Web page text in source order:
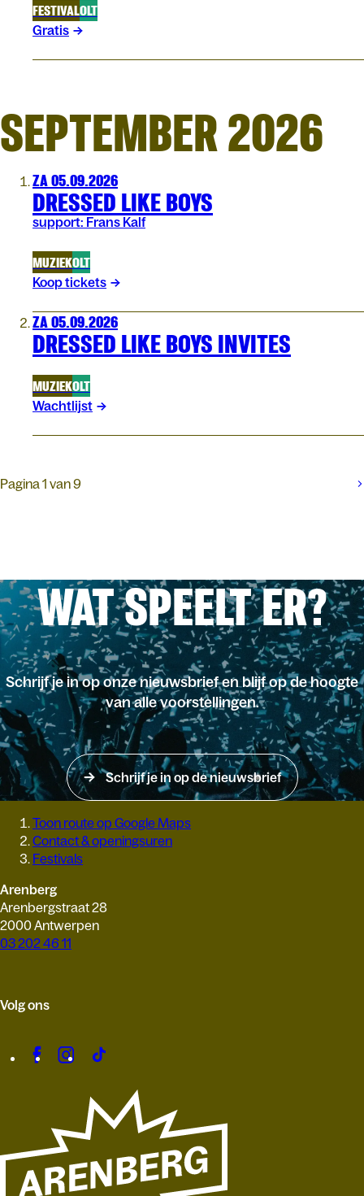
FESTIVALOLT
Gratis
SEPTEMBER 2026
ZA 05.09.2026
DRESSED LIKE BOYS
support: Frans Kalf
MUZIEKOLT
Koop tickets
ZA 05.09.2026
DRESSED LIKE BOYS INVITES
MUZIEKOLT
Wachtlijst
Pagina 1 van 9
WAT SPEELT ER?
Schrijf je in op onze nieuwsbrief en blijf op de hoogte
van alle voorstellingen.
Schrijf je in op de nieuwsbrief
Toon route op Google Maps
Contact & openingsuren
Festivals
Arenberg
Arenbergstraat 28
2000 Antwerpen
03 202 46 11
Volg ons